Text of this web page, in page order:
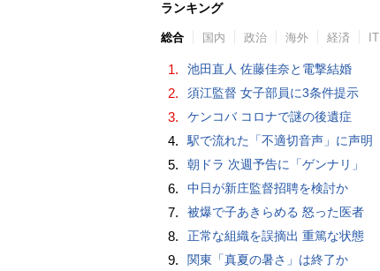
ランキング
総合 国内 政治 海外 経済 IT
1. 池田直人 佐藤佳奈と電撃結婚
2. 須江監督 女子部員に3条件提示
3. ケンコバ コロナで謎の後遺症
4. 駅で流れた「不適切音声」に声明
5. 朝ドラ 次週予告に「ゲンナリ」
6. 中日が新庄監督招聘を検討か
7. 被爆で子あきらめる 怒った医者
8. 正常な組織を誤摘出 重篤な状態
9. 関東「真夏の暑さ」は終了か